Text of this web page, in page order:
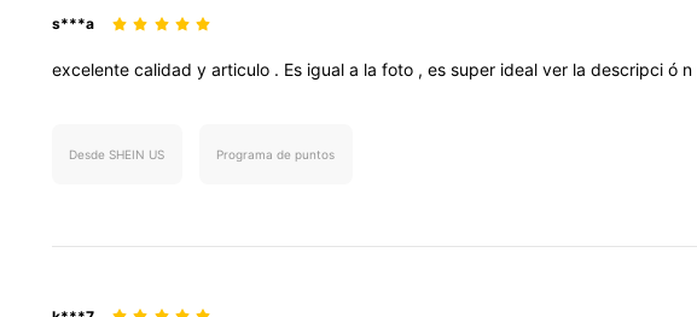
s***a
excelente calidad y articulo . Es igual a la foto , es super ideal ver la descripci ó n
Desde SHEIN US Programa de puntos